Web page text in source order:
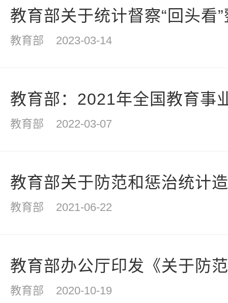
教育部关于统计督察“回头看
教育部 2023-03-14
教育部：2021年全国教育事
教育部 2022-03-07
教育部关于防范和惩治统计
教育部 2021-06-22
教育部办公厅印发《关于防
教育部 2020-10-19